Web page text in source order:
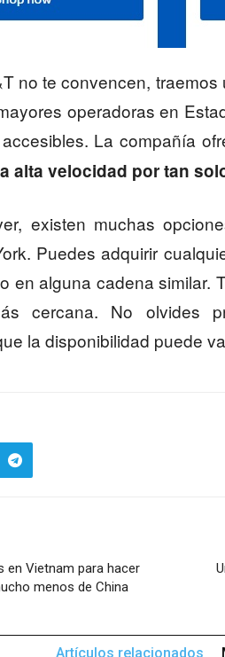
no te convencen,
operadoras en
La compañía
alta velocidad por tan
existen muchas
Puedes adquirir
en alguna cadena similar.
cercana. No olvides
la disponibilidad puede
en Vietnam para hacer
menos de China
Artículos relacionados